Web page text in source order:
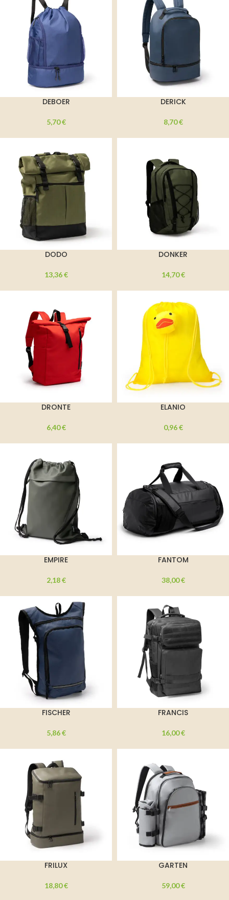
DEBOER
5,70€
DERICK
8,70€
DODO
13,36€
DONKER
14,70€
DRONTE
6,40€
ELANIO
0,96€
EMPIRE
2,18€
FANTOM
38,00€
FISCHER
5,86€
FRANCIS
16,00€
FRILUX
18,80€
GARTEN
59,00€